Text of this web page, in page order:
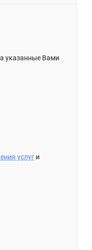
указанные Вами
услуг и